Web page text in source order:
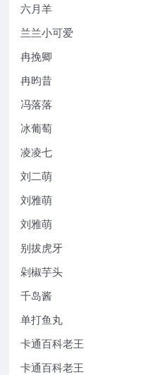
六月羊
兰兰小可爱
冉挽卿
冉昀昔
冯落落
冰葡萄
凌凌七
刘二萌
刘雅萌
刘雅萌
别拔虎牙
剁椒芋头
千岛酱
单打鱼丸
卡通百科老王
卡通百科老王